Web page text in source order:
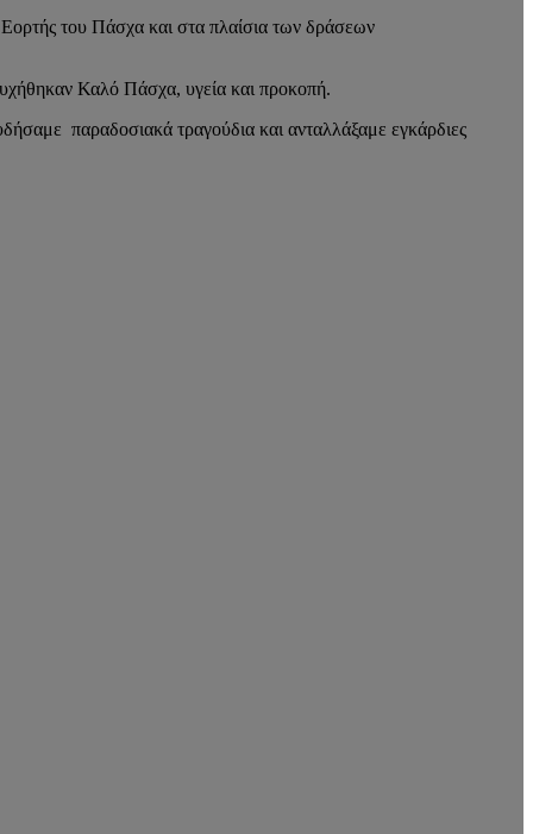
του Πάσχα και στα πλαίσια των δράσεων
Καλό Πάσχα, υγεία και προκοπή.
παραδοσιακά τραγούδια και ανταλλάξαμε εγκάρδιες